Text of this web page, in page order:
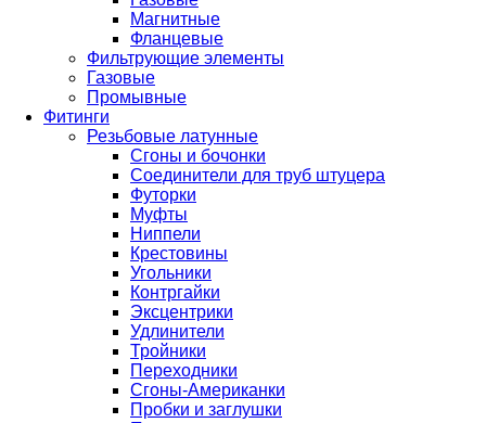
Магнитные
Фланцевые
Фильтрующие элементы
Газовые
Промывные
Фитинги
Резьбовые латунные
Сгоны и бочонки
Соединители для труб штуцера
Футорки
Муфты
Ниппели
Крестовины
Угольники
Контргайки
Эксцентрики
Удлинители
Тройники
Переходники
Сгоны-Американки
Пробки и заглушки